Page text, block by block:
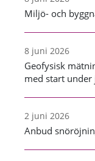
Miljö- och
8 juni 2026
Geofysisk
med start
2 juni 2026
Anbud